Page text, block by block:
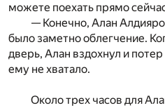
можете поехать прямо
— Конечно, Алан
было заметно облегчение.
дверь, Алан вздохнул и
ему не хватало.
Около трех часов для